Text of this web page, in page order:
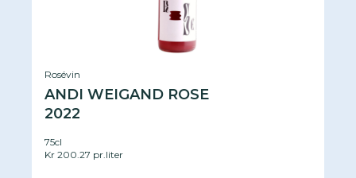
Rosévin
ANDI WEIGAND ROSE
2022
75cl
Kr 200.27 pr.liter